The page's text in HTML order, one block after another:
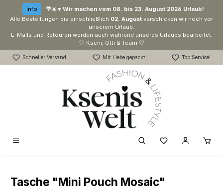
Zum Hauptinhalt springen
Info
🌴☀️ ♥ Wir machen vom 08. bis 23. August 2026 Urlaub!
Alle Bestellungen bis einschließlich 02. August verschicken wir noch vor
unserem Urlaub.
E-Mails und Retouren werden auch während unseres Urlaubs bearbeitet.
🤍 Kseni, Otti & Team 🤍
Schneller Versand! Mit Liebe gepackt! Top Service!
Du hast 0
Tasche "Mini Pouch Mosaic"